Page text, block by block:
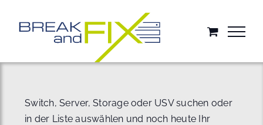
springen
Switch, Server, Storage oder USV suchen oder
in der Liste auswählen und noch heute Ihr